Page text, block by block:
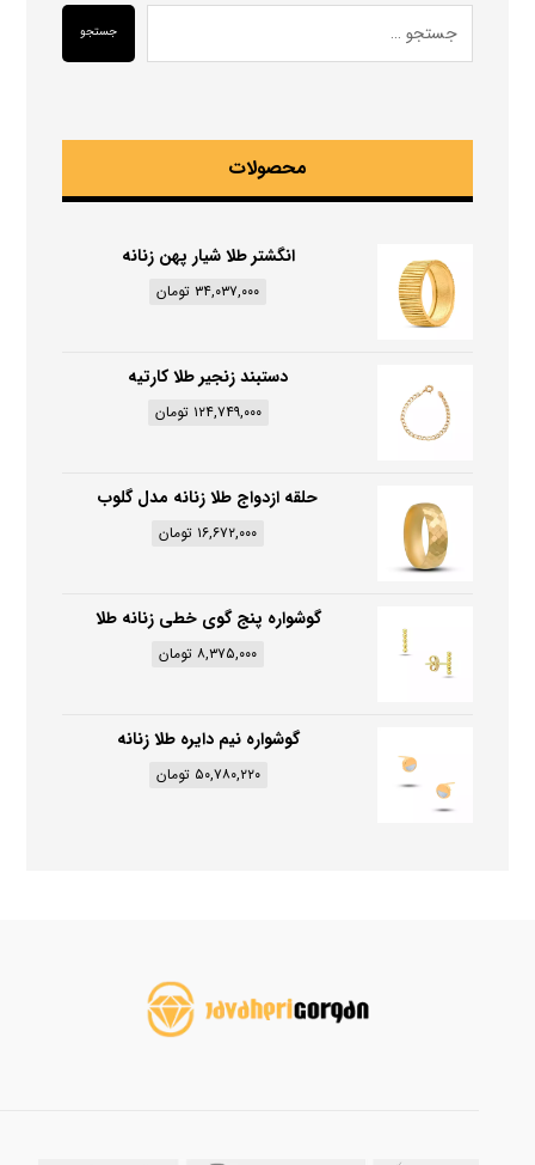
جستجو
محصولات
انگشتر طلا شیار پهن زنانه
۳۴,۰۳۷,۰۰۰ تومان
دستبند زنجیر طلا کارتیه
۱۲۴,۷۴۹,۰۰۰ تومان
حلقه ازدواج طلا زنانه مدل گلوب
۱۶,۶۷۲,۰۰۰ تومان
گوشواره پنج گوی خطی زنانه طلا
۸,۳۷۵,۰۰۰ تومان
گوشواره نیم دایره طلا زنانه
۵۰,۷۸۰,۲۲۰ تومان